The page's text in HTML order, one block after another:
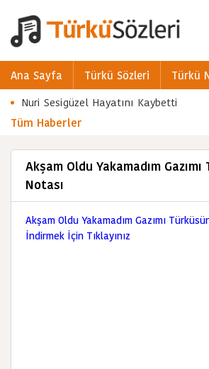
Ana Sayfa Türkü Sözleri Türkü
Nuri Sesigüzel Hayatını Kaybetti
Tüm Haberler
Akşam Oldu Yakamadım
Notası
Akşam Oldu Yakamadım Gazımı
İndirmek İçin Tıklayınız